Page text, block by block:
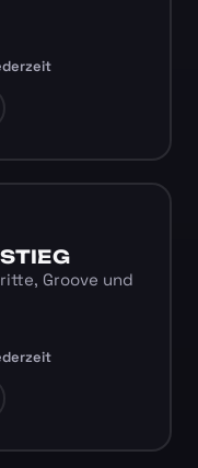
Groove und